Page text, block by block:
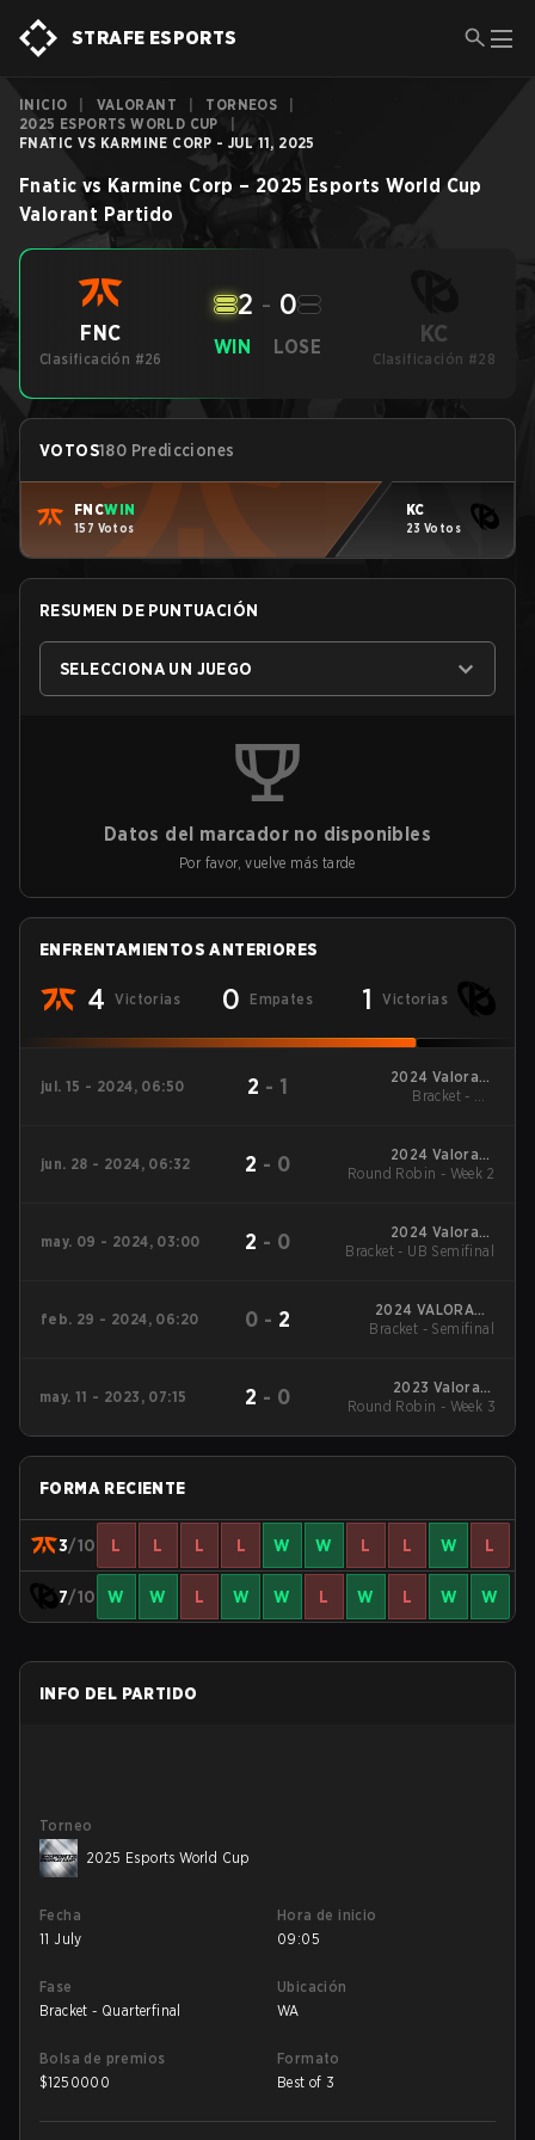
STRAFE ESPORTS
INICIO VALORANT TORNEOS
2025 ESPORTS WORLD CUP
FNATIC VS KARMINE CORP - JUL 11, 2025
Fnatic vs Karmine Corp – 2025 Esports World Cup
Valorant Partido
FNC
Clasificación #26
WIN
2 - 0
LOSE KC
Clasificación #28
VOTOS180 Predicciones
FNCWIN
157 Votos
KC
23 Votos
RESUMEN DE PUNTUACIÓN
SELECCIONA UN JUEGO
Datos del marcador no disponibles
Por favor, vuelve más tarde
ENFRENTAMIENTOS ANTERIORES
4 Victorias 0 Empates 1 Victorias
jul. 15 - 2024, 06:50 2 - 1
2024 Valorant
Champions Tour
Bracket - UB
jun. 28 - 2024, 06:32 2 - 0
2024 Valorant
Champions Tour
Round Robin - Week 2
may. 09 - 2024, 03:00 2 - 0
2024 Valorant
Champions Tour
Bracket - UB Semifinal
feb. 29 - 2024, 06:20 0 - 2
2024 VALORANT
Champions Tour:
Bracket - Semifinal
may. 11 - 2023, 07:15 2 - 0
2023 Valorant
Champions Tour:
Round Robin - Week 3
FORMA RECIENTE
3/10 L L L L W W L L W L
7/10 W W L W W L W L W W
INFO DEL PARTIDO
Torneo
2025 Esports World Cup
Fecha
11 July
Hora de inicio
09:05
Fase
Bracket - Quarterfinal
Ubicación
WA
Bolsa de premios
$1250000
Formato
Best of 3